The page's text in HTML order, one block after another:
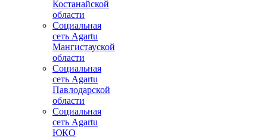
Костанайской
области
Социальная
сеть Agartu
Мангистауской
области
Социальная
сеть Agartu
Павлодарской
области
Социальная
сеть Agartu
ЮКО